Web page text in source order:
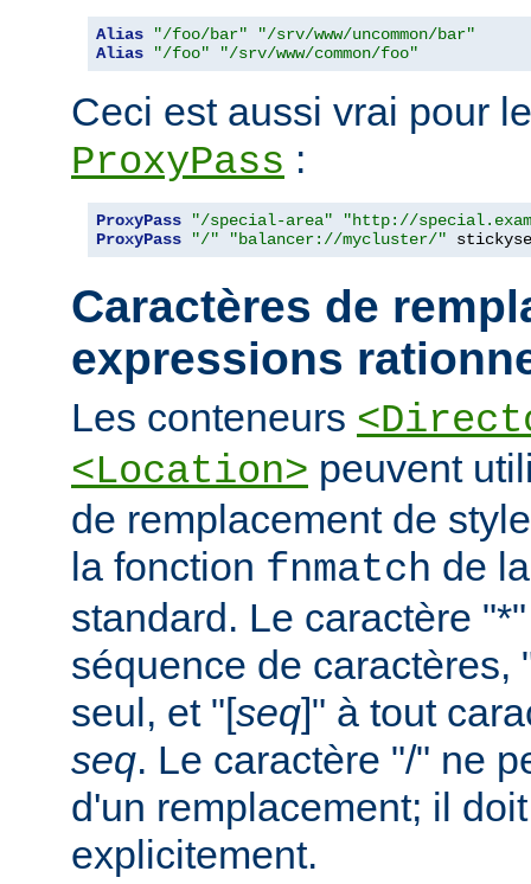
Alias "/foo/bar"
"/srv/www/uncommon/bar"
Alias
"/foo" "/srv/www/common/foo"
Ceci est aussi vrai pour
ProxyPass :
ProxyPass "/special-area"
"http://
ProxyPass
"/" "balancer://mycluster/"
Caractères de
expressions
Les conteneurs
<Location> peuvent
de remplacement de
la fonction fnmatch de
standard. Le caractère
séquence de caractères,
seul, et "[seq]" à tout
seq. Le caractère "/" ne
d'un remplacement; il
explicitement.